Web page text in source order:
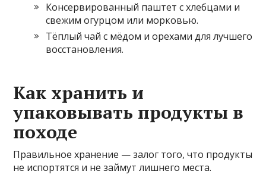
Консервированный паштет с хлебцами и
свежим огурцом или морковью.
Тёплый чай с мёдом и орехами для лучшего
восстановления.
Как хранить и
упаковывать продукты в
походе
Правильное хранение — залог того, что продукты
не испортятся и не займут лишнего места.